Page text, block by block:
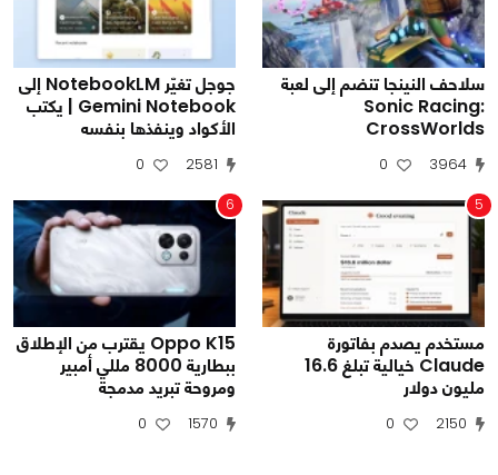
سلاحف النينجا تنضم إلى لعبة
Sonic Racing:
CrossWorlds
3964
0
جوجل تغيّر NotebookLM إلى
Gemini Notebook | يكتب
الأكواد وينفذها بنفسه
2581
0
5
مستخدم يصدم بفاتورة
Claude خيالية تبلغ 16.6
مليون دولار
2150
0
6
Oppo K15 يقترب من الإطلاق
ببطارية 8000 مللي أمبير
ومروحة تبريد مدمجة
1570
0